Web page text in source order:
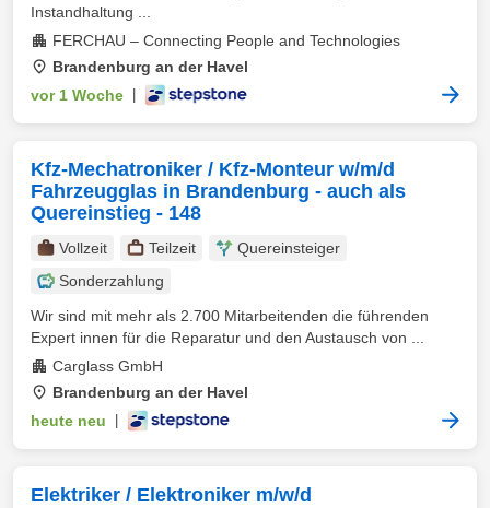
Instandhaltung ...
FERCHAU – Connecting People and Technologies
Brandenburg an der Havel
vor 1 Woche
Kfz-Mechatroniker / Kfz-Monteur w/m/d
Fahrzeugglas in Brandenburg - auch als
Quereinstieg - 148
Vollzeit Teilzeit
Quereinsteiger
Sonderzahlung
Wir sind mit mehr als 2.700 Mitarbeitenden die führenden
Expert innen für die Reparatur und den Austausch von ...
Carglass GmbH
Brandenburg an der Havel
heute neu
Elektriker / Elektroniker m/w/d